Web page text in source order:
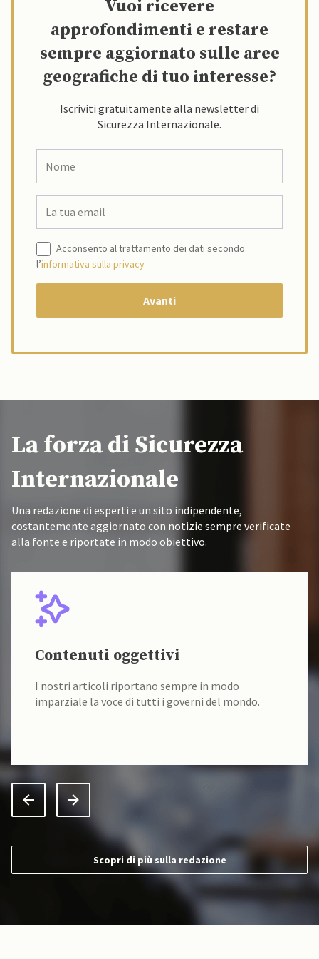
Vuoi ricevere
approfondimenti e restare
sempre aggiornato sulle aree
geografiche di tuo interesse?
Iscriviti gratuitamente alla newsletter di
Sicurezza Internazionale.
Acconsento al trattamento dei dati secondo
l’informativa sulla privacy
La forza di Sicurezza
Internazionale
Una redazione di esperti e un sito indipendente,
costantemente aggiornato con notizie sempre verificate
alla fonte e riportate in modo obiettivo.
Contenuti oggettivi
I nostri articoli riportano sempre in modo
imparziale la voce di tutti i governi del mondo.
Scopri di più sulla redazione